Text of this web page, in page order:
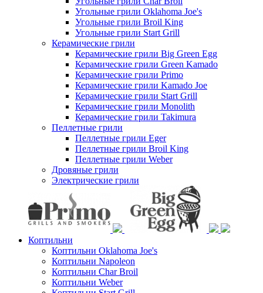
Угольные грили Oklahoma Joe's
Угольные грили Broil King
Угольные грили Start Grill
Керамические грили
Керамические грили Big Green Egg
Керамические грили Green Kamado
Керамические грили Primo
Керамические грили Kamado Joe
Керамические грили Start Grill
Керамические грили Monolith
Керамические грили Takimura
Пеллетные грили
Пеллетные грили Eger
Пеллетные грили Broil King
Пеллетные грили Weber
Дровяные грили
Электрические грили
Коптильни
Коптильни Oklahoma Joe's
Коптильни Napoleon
Коптильни Char Broil
Коптильни Weber